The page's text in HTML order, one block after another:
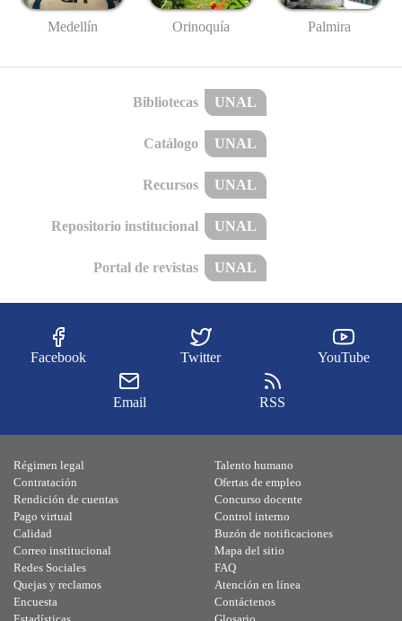
Medellín Orinoquía Palmira
Bibliotecas UNAL
Catálogo UNAL
Recursos UNAL
Repositorio institucional UNAL
Portal de revistas UNAL
Facebook Twitter YouTube
Email RSS
Régimen legal
Contratación
Rendición de cuentas
Pago virtual
Calidad
Talento humano
Ofertas de empleo
Concurso docente
Control interno
Buzón de notificaciones
Correo institucional
Redes Sociales
Quejas y reclamos
Encuesta
Mapa del sitio
FAQ
Atención en línea
Contáctenos